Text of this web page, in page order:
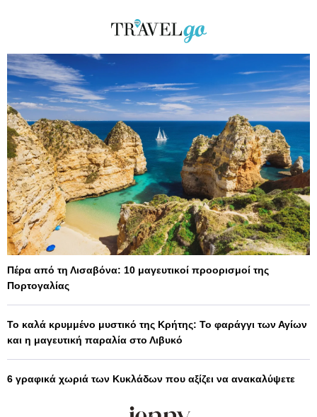
Πέρα από τη Λισαβόνα: 10 μαγευτικοί προορισμοί της
Πορτογαλίας
Το καλά κρυμμένο μυστικό της Κρήτης: Το φαράγγι των Αγίων
και η μαγευτική παραλία στο Λιβυκό
6 γραφικά χωριά των Κυκλάδων που αξίζει να ανακαλύψετε